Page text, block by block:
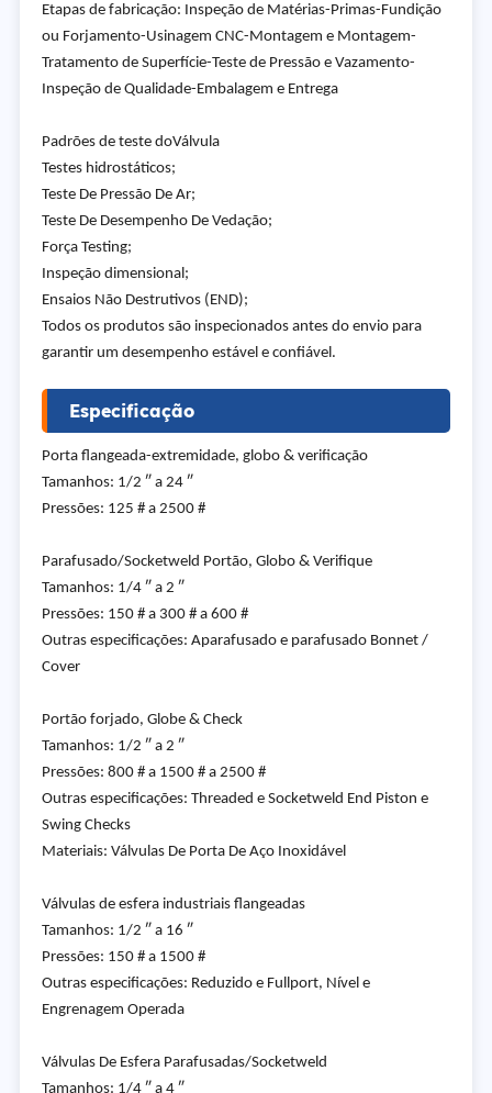
Etapas de fabricação: Inspeção de Matérias-Primas-Fundição
ou Forjamento-Usinagem CNC-Montagem e Montagem-
Tratamento de Superfície-Teste de Pressão e Vazamento-
Inspeção de Qualidade-Embalagem e Entrega
Padrões de teste doVálvula
Testes hidrostáticos;
Teste De Pressão De Ar;
Teste De Desempenho De Vedação;
Força Testing;
Inspeção dimensional;
Ensaios Não Destrutivos (END);
Todos os produtos são inspecionados antes do envio para
garantir um desempenho estável e confiável.
Especificação
Porta flangeada-extremidade, globo & verificação
Tamanhos: 1/2 ″ a 24 ″
Pressões: 125 # a 2500 #
Parafusado/Socketweld Portão, Globo & Verifique
Tamanhos: 1/4 ″ a 2 ″
Pressões: 150 # a 300 # a 600 #
Outras especificações: Aparafusado e parafusado Bonnet /
Cover
Portão forjado, Globe & Check
Tamanhos: 1/2 ″ a 2 ″
Pressões: 800 # a 1500 # a 2500 #
Outras especificações: Threaded e Socketweld End Piston e
Swing Checks
Materiais: Válvulas De Porta De Aço Inoxidável
Válvulas de esfera industriais flangeadas
Tamanhos: 1/2 ″ a 16 ″
Pressões: 150 # a 1500 #
Outras especificações: Reduzido e Fullport, Nível e
Engrenagem Operada
Válvulas De Esfera Parafusadas/Socketweld
Tamanhos: 1/4 ″ a 4 ″